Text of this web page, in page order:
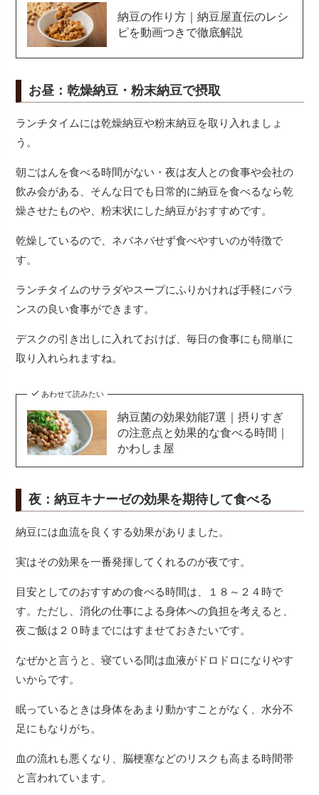
納豆の作り方｜納豆屋直伝のレシ
ピを動画つきで徹底解説
お昼：乾燥納豆・粉末納豆で摂取
ランチタイムには乾燥納豆や粉末納豆を取り入れましょ
う。
朝ごはんを食べる時間がない・夜は友人との食事や会社の
飲み会がある、そんな日でも日常的に納豆を食べるなら乾
燥させたものや、粉末状にした納豆がおすすめです。
乾燥しているので、ネバネバせず食べやすいのが特徴で
す。
ランチタイムのサラダやスープにふりかければ手軽にバラ
ンスの良い食事ができます。
デスクの引き出しに入れておけば、毎日の食事にも簡単に
取り入れられますね。
あわせて読みたい
納豆菌の効果効能7選｜摂りすぎ
の注意点と効果的な食べる時間｜
かわしま屋
夜：納豆キナーゼの効果を期待して食べる
納豆には血流を良くする効果がありました。
実はその効果を一番発揮してくれるのが夜です。
目安としてのおすすめの食べる時間は、１８～２４時で
す。ただし、消化の仕事による身体への負担を考えると、
夜ご飯は２０時までにはすませておきたいです。
なぜかと言うと、寝ている間は血液がドロドロになりやす
いからです。
眠っているときは身体をあまり動かすことがなく、水分不
足にもなりがち。
血の流れも悪くなり、脳梗塞などのリスクも高まる時間帯
と言われています。